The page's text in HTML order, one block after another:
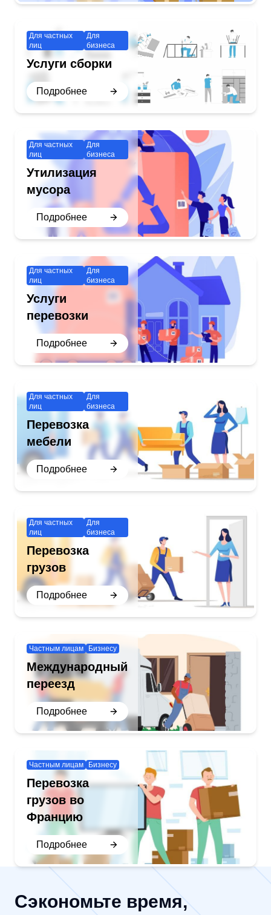
Для частных
лиц
Для
бизнеса
Услуги сборки
Подробнее
Для частных
лиц
Для
бизнеса
Утилизация
мусора
Подробнее
Для частных
лиц
Для
бизнеса
Услуги
перевозки
Подробнее
Для частных
лиц
Для
бизнеса
Перевозка
мебели
Подробнее
Для частных
лиц
Для
бизнеса
Перевозка
грузов
Подробнее
Частным лицам Бизнесу
Международный
переезд
Подробнее
Частным лицам Бизнесу
Перевозка
грузов во
Францию
Подробнее
Сэкономьте время,